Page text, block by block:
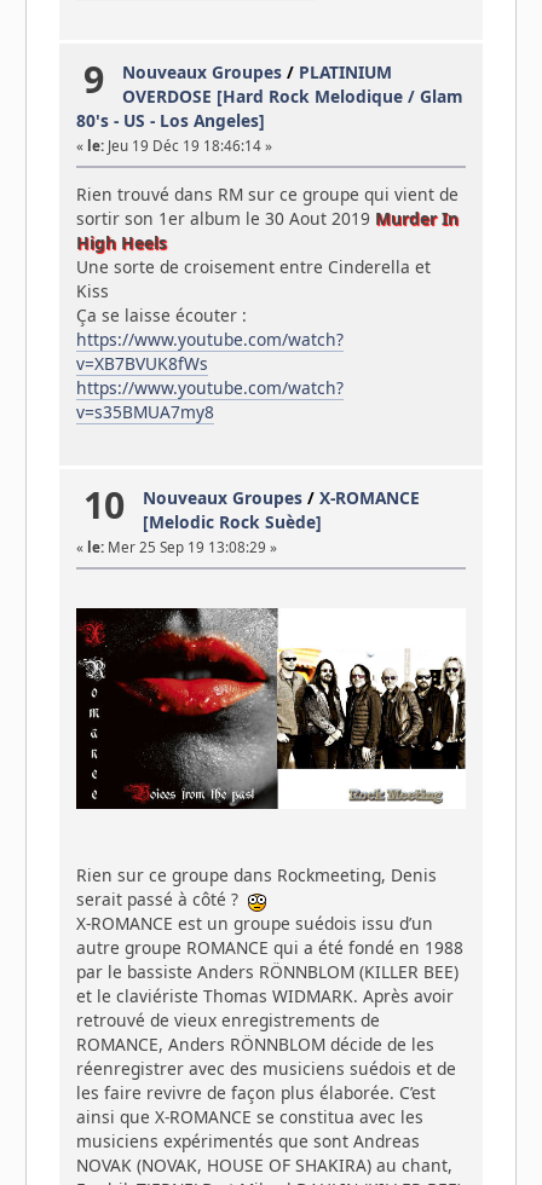
9 Nouveaux Groupes / PLATINIUM
OVERDOSE [Hard Rock Melodique / Glam
80's - US - Los Angeles]
« le:Jeu 19 Déc 19 18:46:14 »
Rien trouvé dans RM sur ce groupe qui vient de
sortir son 1er album le 30 Aout 2019 Murder In
High Heels
Une sorte de croisement entre Cinderella et
Kiss
Ça se laisse écouter :
https://www.youtube.com/watch?
v=XB7BVUK8fWs
https://www.youtube.com/watch?
v=s35BMUA7my8
10 Nouveaux Groupes /X-ROMANCE
[Melodic Rock Suède]
« le:Mer 25 Sep 19 13:08:29 »
Rien sur ce groupe dans Rockmeeting, Denis
serait passé à côté ?
X-ROMANCE est un groupe suédois issu d’un
autre groupe ROMANCE qui a été fondé en 1988
par le bassiste Anders RÖNNBLOM (KILLER BEE)
et le claviériste Thomas WIDMARK. Après avoir
retrouvé de vieux enregistrements de
ROMANCE, Anders RÖNNBLOM décide de les
réenregistrer avec des musiciens suédois et de
les faire revivre de façon plus élaborée. C’est
ainsi que X-ROMANCE se constitua avec les
musiciens expérimentés que sont Andreas
NOVAK (NOVAK, HOUSE OF SHAKIRA) au chant,